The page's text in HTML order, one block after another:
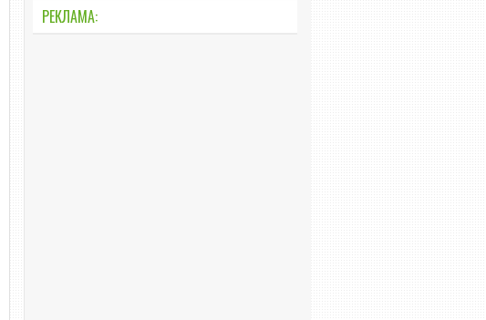
РЕКЛАМА: